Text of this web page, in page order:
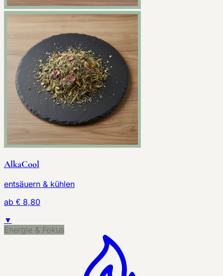
AlkaCool
entsäuern & kühlen
ab € 8,80
▼
Energie & Fokus